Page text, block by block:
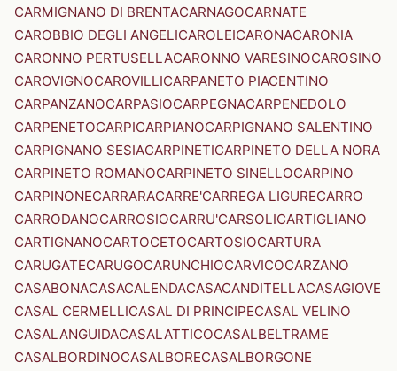
CARMIGNANO DI BRENTACARNAGOCARNATE
CAROBBIO DEGLI ANGELICAROLEICARONACARONIA
CARONNO PERTUSELLACARONNO VARESINOCAROSINO
CAROVIGNOCAROVILLICARPANETO PIACENTINO
CARPANZANOCARPASIOCARPEGNACARPENEDOLO
CARPENETOCARPICARPIANOCARPIGNANO SALENTINO
CARPIGNANO SESIACARPINETICARPINETO DELLA NORA
CARPINETO ROMANOCARPINETO SINELLOCARPINO
CARPINONECARRARACARRE'CARREGA LIGURECARRO
CARRODANOCARROSIOCARRU'CARSOLICARTIGLIANO
CARTIGNANOCARTOCETOCARTOSIOCARTURA
CARUGATECARUGOCARUNCHIOCARVICOCARZANO
CASABONACASACALENDACASACANDITELLACASAGIOVE
CASAL CERMELLICASAL DI PRINCIPECASAL VELINO
CASALANGUIDACASALATTICOCASALBELTRAME
CASALBORDINOCASALBORECASALBORGONE